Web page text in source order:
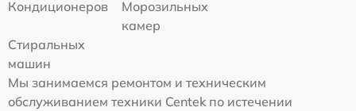
Кондиционеров
Морозильных
камер
Стиральных
машин
Мы занимаемся ремонтом и техническим
обслуживанием техники Centek по истечении